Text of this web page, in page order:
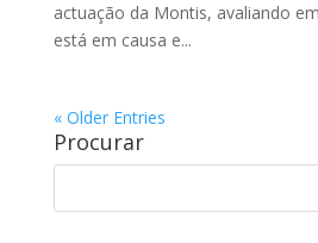
actuação da Montis, avaliando
está em causa e...
« Older Entries
Procurar